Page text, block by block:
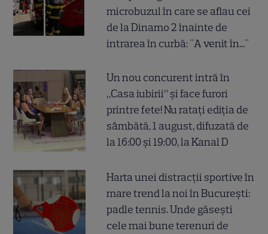
microbuzul în care se aflau cei
de la Dinamo 2 înainte de
intrarea în curbă: "A venit în..."
Un nou concurent intră în
„Casa iubirii” și face furori
printre fete! Nu ratați ediția de
sâmbătă, 1 august, difuzată de
la 16:00 și 19:00, la Kanal D
Harta unei distracții sportive în
mare trend la noi în București:
padle tennis. Unde găsești
cele mai bune terenuri de